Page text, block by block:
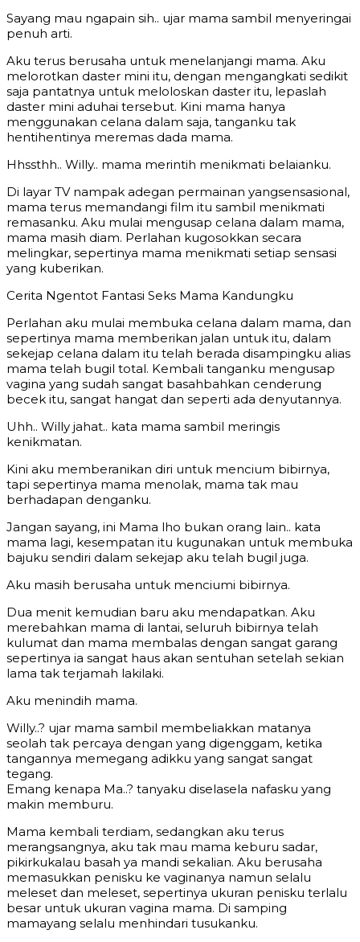
Sayang mau ngapain sih.. ujar mama sambil menyeringai
penuh arti.
Aku terus berusaha untuk menelanjangi mama. Aku
melorotkan daster mini itu, dengan mengangkati sedikit
saja pantatnya untuk meloloskan daster itu, lepaslah
daster mini aduhai tersebut. Kini mama hanya
menggunakan celana dalam saja, tanganku tak
hentihentinya meremas dada mama.
Hhssthh.. Willy.. mama merintih menikmati belaianku.
Di layar TV nampak adegan permainan yangsensasional,
mama terus memandangi film itu sambil menikmati
remasanku. Aku mulai mengusap celana dalam mama,
mama masih diam. Perlahan kugosokkan secara
melingkar, sepertinya mama menikmati setiap sensasi
yang kuberikan.
Cerita Ngentot Fantasi Seks Mama Kandungku
Perlahan aku mulai membuka celana dalam mama, dan
sepertinya mama memberikan jalan untuk itu, dalam
sekejap celana dalam itu telah berada disampingku alias
mama telah bugil total. Kembali tanganku mengusap
vagina yang sudah sangat basahbahkan cenderung
becek itu, sangat hangat dan seperti ada denyutannya.
Uhh.. Willy jahat.. kata mama sambil meringis
kenikmatan.
Kini aku memberanikan diri untuk mencium bibirnya,
tapi sepertinya mama menolak, mama tak mau
berhadapan denganku.
Jangan sayang, ini Mama lho bukan orang lain.. kata
mama lagi, kesempatan itu kugunakan untuk membuka
bajuku sendiri dalam sekejap aku telah bugil juga.
Aku masih berusaha untuk menciumi bibirnya.
Dua menit kemudian baru aku mendapatkan. Aku
merebahkan mama di lantai, seluruh bibirnya telah
kulumat dan mama membalas dengan sangat garang
sepertinya ia sangat haus akan sentuhan setelah sekian
lama tak terjamah lakilaki.
Aku menindih mama.
Willy..? ujar mama sambil membeliakkan matanya
seolah tak percaya dengan yang digenggam, ketika
tangannya memegang adikku yang sangat sangat
tegang.
Emang kenapa Ma..? tanyaku diselasela nafasku yang
makin memburu.
Mama kembali terdiam, sedangkan aku terus
merangsangnya, aku tak mau mama keburu sadar,
pikirkukalau basah ya mandi sekalian. Aku berusaha
memasukkan penisku ke vaginanya namun selalu
meleset dan meleset, sepertinya ukuran penisku terlalu
besar untuk ukuran vagina mama. Di samping
mamayang selalu menhindari tusukanku.